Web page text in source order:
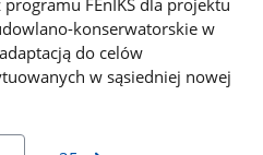
FEnIKS dla projektu
konserwatorskie w
do celów
w sąsiedniej nowej